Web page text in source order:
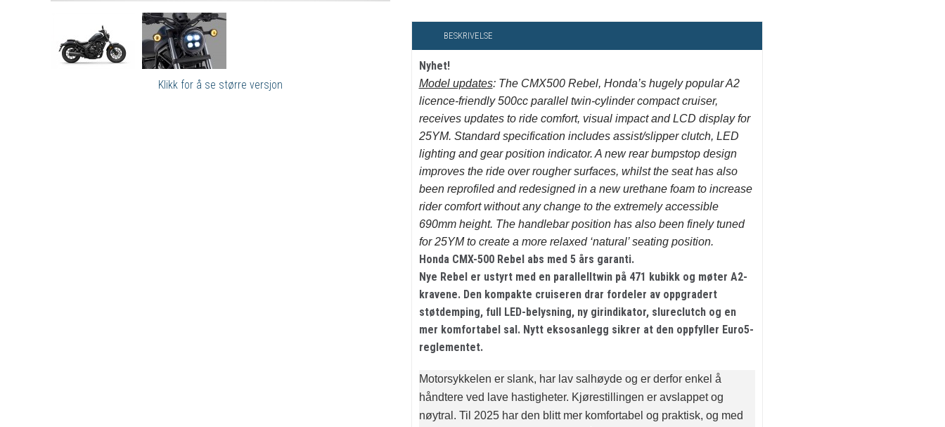
Klikk for å se større versjon
BESKRIVELSE
Nyhet!
Model updates: The CMX500 Rebel, Honda’s hugely popular A2
licence-friendly 500cc parallel twin-cylinder compact cruiser,
receives updates to ride comfort, visual impact and LCD display for
25YM. Standard specification includes assist/slipper clutch, LED
lighting and gear position indicator. A new rear bumpstop design
improves the ride over rougher surfaces, whilst the seat has also
been reprofiled and redesigned in a new urethane foam to increase
rider comfort without any change to the extremely accessible
690mm height. The handlebar position has also been finely tuned
for 25YM to create a more relaxed ‘natural’ seating position.
Honda CMX-500 Rebel abs med 5 års garanti.
Nye Rebel er ustyrt med en parallelltwin på 471 kubikk og møter A2-
kravene. Den kompakte cruiseren drar fordeler av oppgradert
støtdemping, full LED-belysning, ny girindikator, slureclutch og en
mer komfortabel sal. Nytt eksosanlegg sikrer at den oppfyller Euro5-
reglementet.
Motorsykkelen er slank, har lav salhøyde og er derfor enkel å
håndtere ved lave hastigheter. Kjørestillingen er avslappet og
nøytral. Til 2025 har den blitt mer komfortabel og praktisk, og med